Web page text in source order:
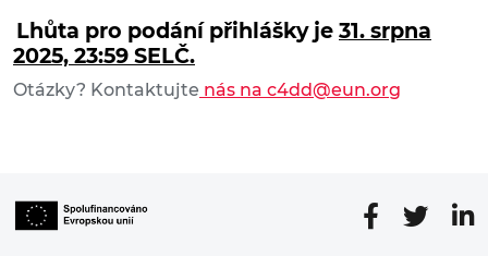
Lhůta pro podání přihlášky je 31. srpna
2025, 23:59 SELČ.
Otázky? Kontaktujte nás na c4dd@eun.org